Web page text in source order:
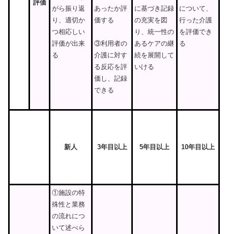
評価
がら振り返
り、適切か
つ相応しい
評価が出来
る
あったか評
価する
③利用者の
介護に対す
る反応を評
価し、記録
できる
に基づき記録
の充実を図
り、統一性の
あるケアの継
続を展開して
いける
について、
行った介護
を評価でき
る
新人 3年目以上 5年目以上 10年目以上
①施設の特
殊性と業務
の流れにつ
いて述べら